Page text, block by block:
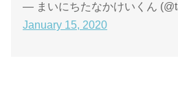
— まいにちたなかけいくん
January 15, 2020